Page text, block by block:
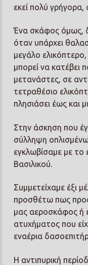
εκεί πολύ
Ένα σκάφος όμως,
όταν υπάρχει
μεγάλο
μπορεί να κατέβει
μετανάστες, σε
τετραθέσιο
πλησιάσει έως και
Στην άσκηση που
σύλληψη
εγκλωβίσαμε με το
Βασιλικού.
Συμμετείχαμε έξι
προσθέτω πως
μας αεροσκάφος ή
ατυχήματος που
εναέρια
Η αντιπυρική